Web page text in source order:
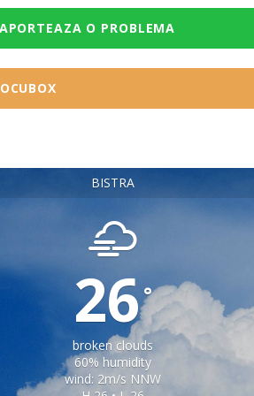
O PROBLEMA
BISTRA
26°
broken clouds
60% humidity
wind: 2m/s NNW